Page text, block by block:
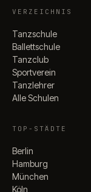
VERZEICHNIS
Tanzschule
Ballettschule
Tanzclub
Sportverein
Tanzlehrer
Alle Schulen
TOP-STÄDTE
Berlin
Hamburg
München
Köln